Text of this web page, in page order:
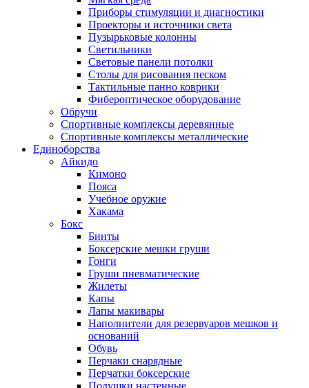
Приборы стимуляции и диагностики
Проекторы и источники света
Пузырьковые колонны
Светильники
Световые панели потолки
Столы для рисования песком
Тактильные панно коврики
Фибероптическое оборудование
Обручи
Спортивные комплексы деревянные
Спортивные комплексы металлические
Единоборства
Айкидо
Кимоно
Пояса
Учебное оружие
Хакама
Бокс
Бинты
Боксерские мешки груши
Гонги
Груши пневматические
Жилеты
Капы
Лапы макивары
Наполнители для резервуаров мешков и
оснований
Обувь
Перчаки снарядные
Перчатки боксерские
Подушки настенные